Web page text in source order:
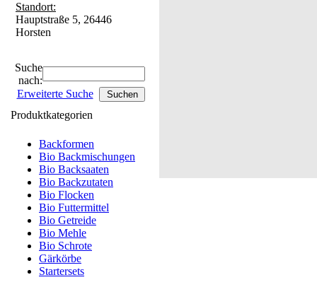
Standort:
Hauptstraße 5, 26446
Horsten
Suche
nach:
Erweiterte Suche
Produktkategorien
Backformen
Bio Backmischungen
Bio Backsaaten
Bio Backzutaten
Bio Flocken
Bio Futtermittel
Bio Getreide
Bio Mehle
Bio Schrote
Gärkörbe
Startersets